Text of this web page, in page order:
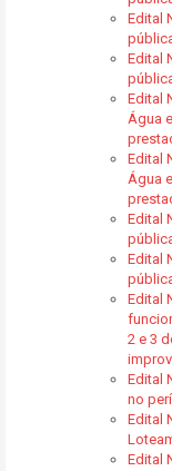
Edital
Edital
Edital
Água
Edital
Água
Edital
Edital
Edital
2 e 3
Edital
no
Edital
Edital